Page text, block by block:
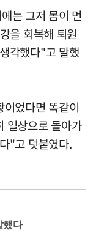
는 그저 몸이 먼
을 회복해 퇴원
각했다"고 말했
었다면 똑같이
일상으로 돌아가
"고 덧붙였다.
했다